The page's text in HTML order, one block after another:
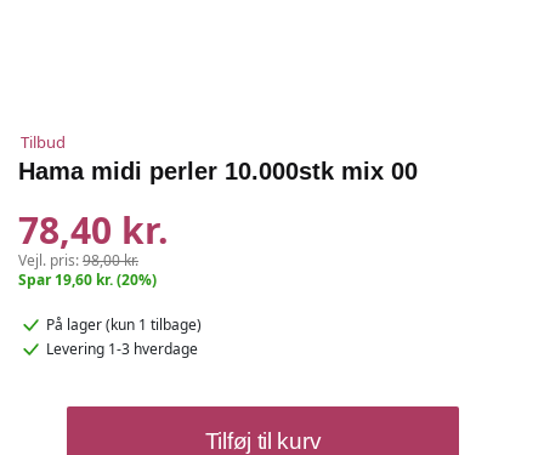
Tilbud
Hama midi perler 10.000stk mix 00
78,40 kr.
Vejl. pris:98,00 kr.
Spar 19,60 kr. (20%)
På lager(kun 1 tilbage)
Levering 1-3 hverdage
Tilføj til kurv